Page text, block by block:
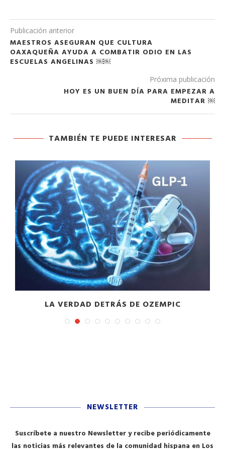
Publicación anterior
MAESTROS ASEGURAN QUE CULTURA
OAXAQUEÑA AYUDA A COMBATIR ODIO EN LAS
ESCUELAS ANGELINAS ￼￼
Próxima publicación
HOY ES UN BUEN DÍA PARA EMPEZAR A
MEDITAR ￼
TAMBIÉN TE PUEDE INTERESAR
LA VERDAD DETRÁS DE OZEMPIC
NEWSLETTER
Suscríbete a nuestro Newsletter y recibe periódicamente
las noticias más relevantes de la comunidad hispana en Los